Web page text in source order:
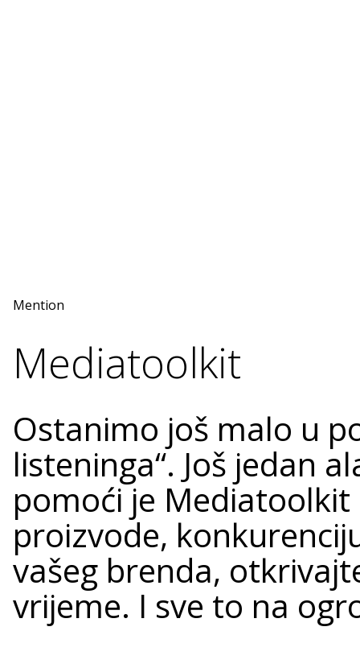
Mention
Mediatoolkit
Ostanimo još malo u
listeninga“. Još jedan
pomoći je
proizvode,
vašeg brenda,
vrijeme. I sve to na